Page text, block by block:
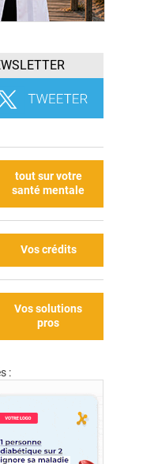
tout sur votre
santé mentale
Vos crédits
Vos solutions
pros
: